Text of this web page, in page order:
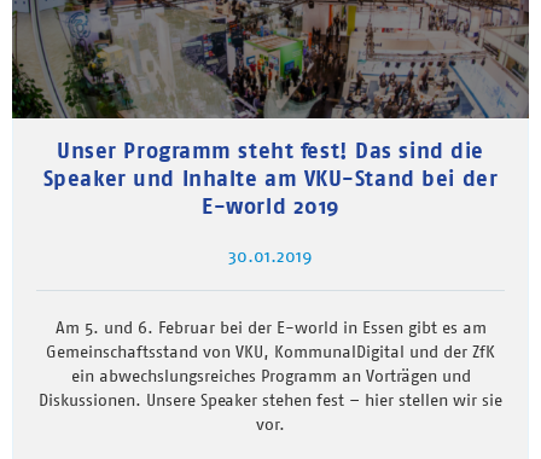
Unser Programm steht fest! Das sind die
Speaker und Inhalte am VKU-Stand bei der
E-world 2019
30.01.2019
Am 5. und 6. Februar bei der E-world in Essen gibt es am
Gemeinschaftsstand von VKU, KommunalDigital und der ZfK
ein abwechslungsreiches Programm an Vorträgen und
Diskussionen. Unsere Speaker stehen fest – hier stellen wir sie
vor.